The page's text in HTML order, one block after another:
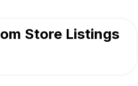
Store Listings